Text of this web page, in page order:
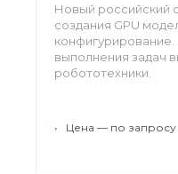
Новый российский
создания GPU
выполнения задач
робототехники.
• Цена — по запросу